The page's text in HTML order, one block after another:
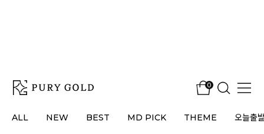
0
ALL NEW BEST MD PICK THEME 오늘출